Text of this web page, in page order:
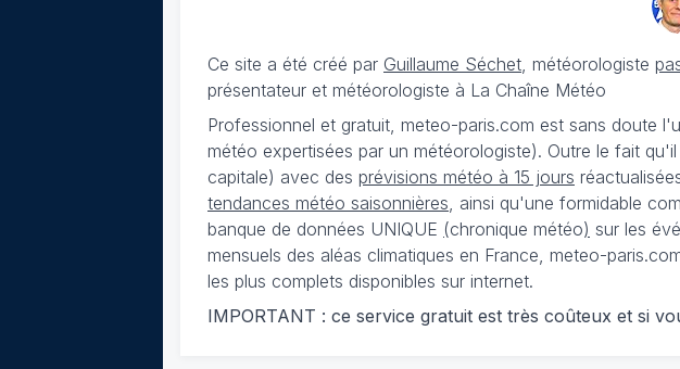
Ce site a été créé par Guillaume Séchet , météorologiste
présentateur et météorologiste à La Chaîne Météo
Professionnel et gratuit, meteo-paris.com est sans doute
météo expertisées par un météorologiste). Outre le fait
capitale) avec des prévisions météo à 15 jours
tendances météo saisonnières , ainsi qu'une formidable
banque de données UNIQUE (chronique météo) sur les
mensuels des aléas climatiques en France, meteo-
les plus complets disponibles sur internet.
IMPORTANT : ce service gratuit est très coûteux et si